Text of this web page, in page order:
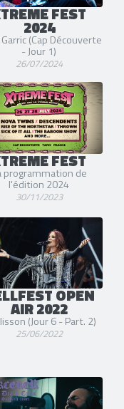
FEST
2024
(Cap Découverte
- Jour 1)
26/07/2024
FEST
programmation de
l'édition 2024
30/11/2023
OPEN
AIR 2022
(Jour 6 - Part. 2)
25/06/2022